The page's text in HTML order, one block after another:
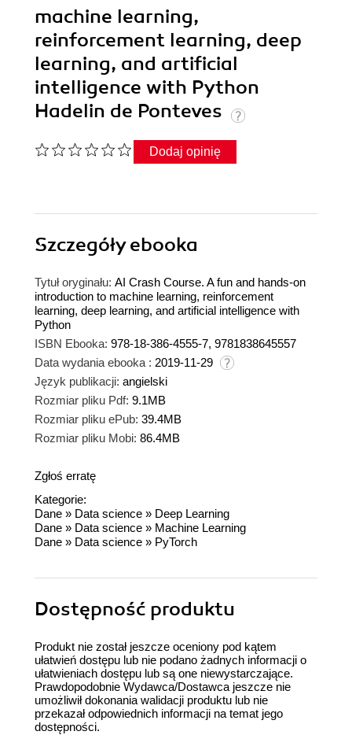
machine learning,
reinforcement learning, deep
learning, and artificial
intelligence with Python
Hadelin de Ponteves
Dodaj opinię
Szczegółyebooka
Tytuł oryginału: AI Crash Course. A fun and hands-on
introduction to machine learning, reinforcement
learning, deep learning, and artificial intelligence with
Python
ISBN Ebooka: 978-18-386-4555-7, 9781838645557
Data wydania ebooka : 2019-11-29
Język publikacji: angielski
Rozmiar pliku Pdf: 9.1MB
Rozmiar pliku ePub: 39.4MB
Rozmiar pliku Mobi: 86.4MB
Zgłoś erratę
Kategorie:
Dane » Data science » Deep Learning
Dane » Data science » Machine Learning
Dane » Data science » PyTorch
Dostępność produktu
Produkt nie został jeszcze oceniony pod kątem
ułatwień dostępu lub nie podano żadnych informacji o
ułatwieniach dostępu lub są one niewystarczające.
Prawdopodobnie Wydawca/Dostawca jeszcze nie
umożliwił dokonania walidacji produktu lub nie
przekazał odpowiednich informacji na temat jego
dostępności.